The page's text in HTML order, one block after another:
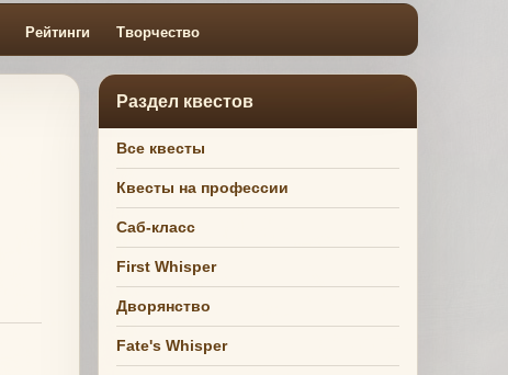
Рейтинги Творчество
Раздел квестов
Все квесты
Квесты на профессии
Саб-класс
First Whisper
Дворянство
Fate's Whisper